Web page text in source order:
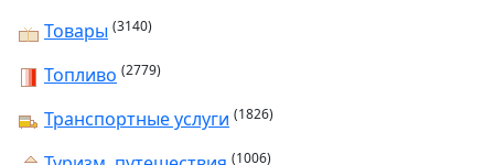
Товары (3140)
Топливо (2779)
Транспортные услуги (1826)
(1006)